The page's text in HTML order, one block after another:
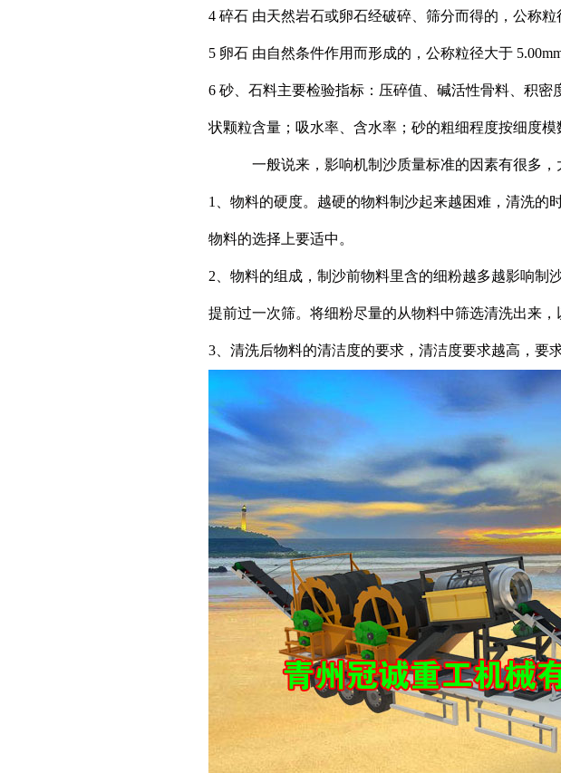
4 碎石 由天然岩石或卵石经破碎、筛分而得的，公称粒
5 卵石 由自然条件作用而形成的，公称粒径大于
6 砂、石料主要检验指标：压碎值、碱活性骨料、积
状颗粒含量；吸水率、含水率；砂的粗细程度按细度
一般说来，影响机制沙质量标准的因素有很多，
1、物料的硬度。越硬的物料制沙起来越困难，清洗的
物料的选择上要适中。
2、物料的组成，制沙前物料里含的细粉越多越影响制
提前过一次筛。将细粉尽量的从物料中筛选清洗出来，
3、清洗后物料的清洁度的要求，清洁度要求越高，要